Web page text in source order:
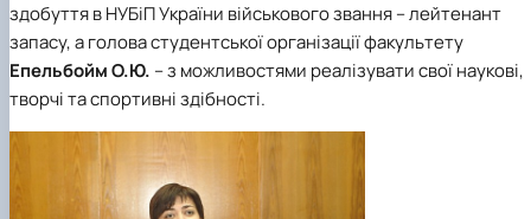
здобуття в НУБіП України військового звання – лейтенант
запасу, а голова студентської організації факультету
Епельбойм О.Ю. – з можливостями реалізувати свої наукові,
творчі та спортивні здібності.